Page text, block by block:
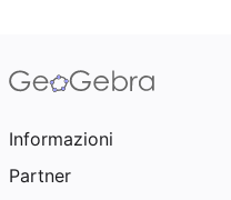
Informazioni
Partner